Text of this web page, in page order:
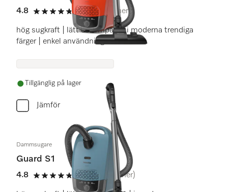
4.8
4.8 stars out of 5
(9 recensioner)
hög sugkraft | lätt & kompakt | i moderna trendiga
färger | enkel användning
Tillgänglig på lager
Jämför
Dammsugare
Guard S1
4.8
4.8 stars out of 5
(56 recensioner)